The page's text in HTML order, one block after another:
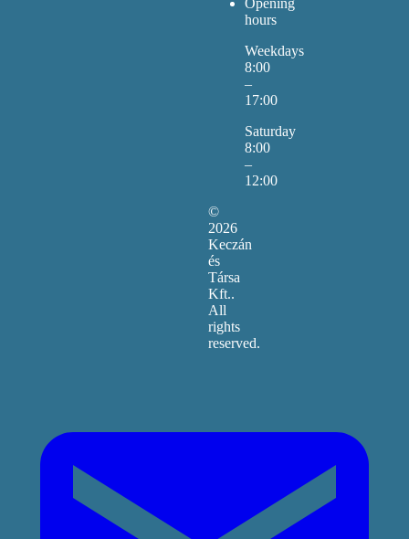
Opening
hours
Weekdays
8:00
–
17:00
Saturday
8:00
–
12:00
©
2026
Keczán
és
Társa
Kft..
All
rights
reserved.